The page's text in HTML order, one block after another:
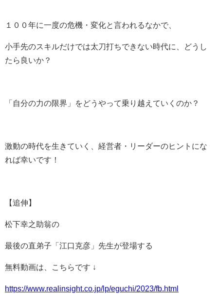
１００年に一度の危機・変化と言われるなかで、
小手先のスキルだけでは太刀打ちできない時代に、どうし
たら良いか？
「自分の力の限界」をどうやって乗り越えていくのか？
激動の時代を生きていく、 経営者・リーダーのヒントにな
れば幸いです！
【追伸】
松下幸之助翁の
最後の直弟子「江口克彦」先生が登場する
無料動画は、こちらです ↓
https://www.realinsight.co.jp/lp/eguchi/2023/fb.html